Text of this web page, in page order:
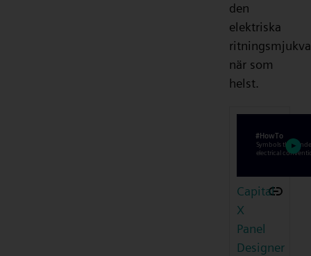
den
elektriska
när som
helst.
Capital
X
Panel
Designer